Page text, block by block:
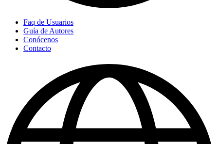
Faq de Usuarios
Guía de Autores
Conócenos
Contacto